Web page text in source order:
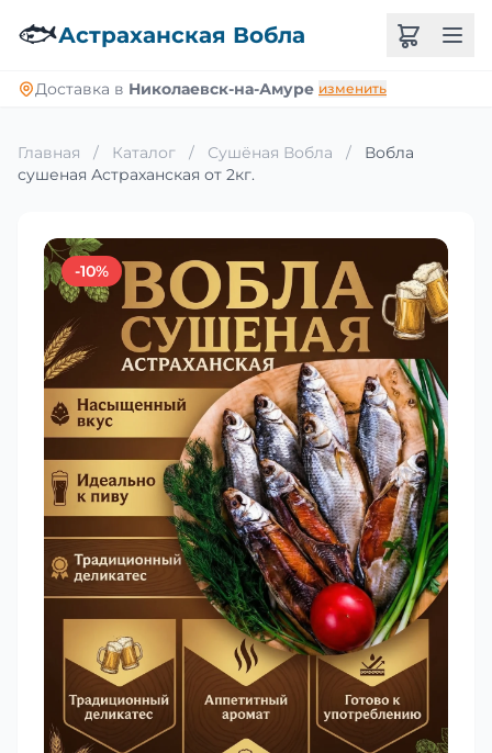
🐟Астраханская Вобла
Доставка в Николаевск-на-Амуре изменить
Главная / Каталог / Сушёная Вобла /
Вобла
сушеная Астраханская от 2кг.
-10%